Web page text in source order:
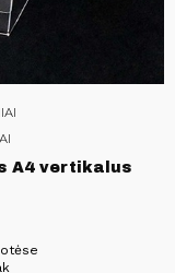
A4 vertikalus